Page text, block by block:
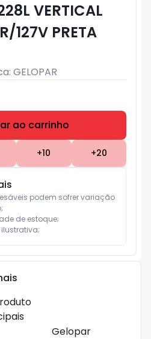
VERTICAL
127V PRETA
GELOPAR
ao carrinho
+10 +20
podem sofrer variação
de estoque;
Gelopar